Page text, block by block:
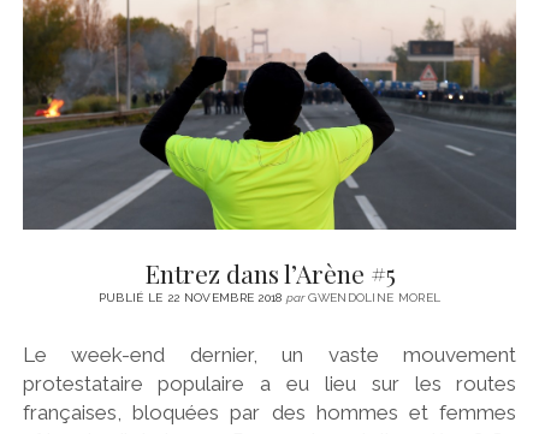
Entrez dans l’Arène #5
PUBLIÉ LE 22 NOVEMBRE 2018 parGWENDOLINE MOREL
Le week-end dernier, un vaste mouvement
protestataire populaire a eu lieu sur les routes
françaises, bloquées par des hommes et femmes